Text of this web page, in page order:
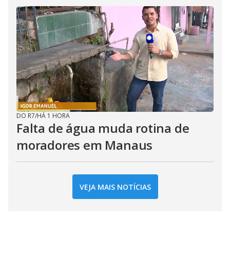
DO R7/HÁ 1 HORA
Falta de água muda rotina de
moradores em Manaus
VEJA MAIS NOTÍCIAS